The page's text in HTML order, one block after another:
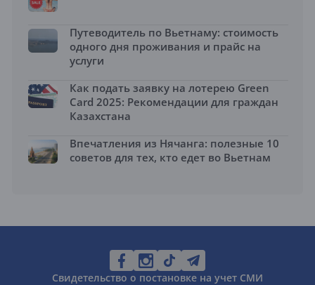
Путеводитель по Вьетнаму: стоимость
одного дня проживания и прайс на
услуги
Как подать заявку на лотерею Green
Card 2025: Рекомендации для граждан
Казахстана
Впечатления из Нячанга: полезные 10
советов для тех, кто едет во Вьетнам
Свидетельство о постановке на учет СМИ